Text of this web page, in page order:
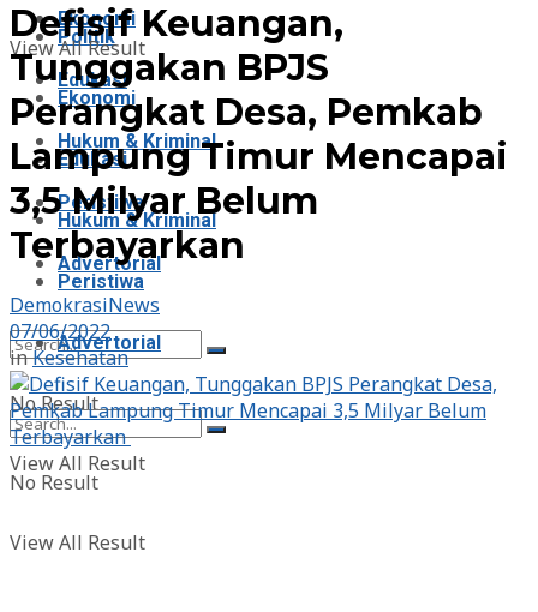
Ekonomi
Edukasi
Hukum & Kriminal
Peristiwa
Advertorial
No Result
View All Result
Politik
Ekonomi
Edukasi
Hukum & Kriminal
Peristiwa
Advertorial
No Result
View All Result
View All Result
Defisif Keuangan,
Tunggakan BPJS
Perangkat Desa, Pemkab
Lampung Timur Mencapai
3,5 Milyar Belum
Terbayarkan
DemokrasiNews
07/06/2022
inKesehatan